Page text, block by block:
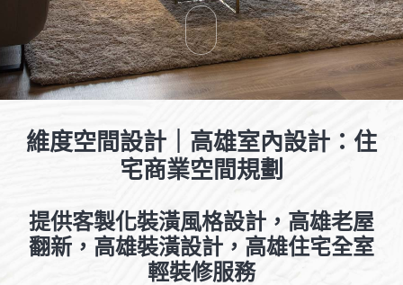
維度空間設計｜高雄室內設計：住
宅商業空間規劃
提供客製化裝潢風格設計，高雄老屋
翻新，高雄裝潢設計，高雄住宅全室
輕裝修服務